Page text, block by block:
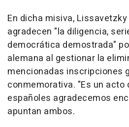
En dicha misiva,
agradecen "la diligencia,
democrática demostrada"
alemana al gestionar la
mencionadas inscripciones
conmemorativa. "Es un
españoles agradecemos
apuntan ambos.